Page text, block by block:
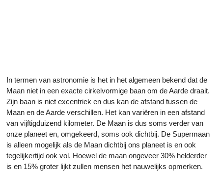
In termen van astronomie is het in het algemeen bekend dat de
Maan niet in een exacte cirkelvormige baan om de Aarde draait.
Zijn baan is niet excentriek en dus kan de afstand tussen de
Maan en de Aarde verschillen. Het kan variëren in een afstand
van vijftigduizend kilometer. De Maan is dus soms verder van
onze planeet en, omgekeerd, soms ook dichtbij. De Supermaan
is alleen mogelijk als de Maan dichtbij ons planeet is en ook
tegelijkertijd ook vol. Hoewel de maan ongeveer 30% helderder
is en 15% groter lijkt zullen mensen het nauwelijks opmerken.